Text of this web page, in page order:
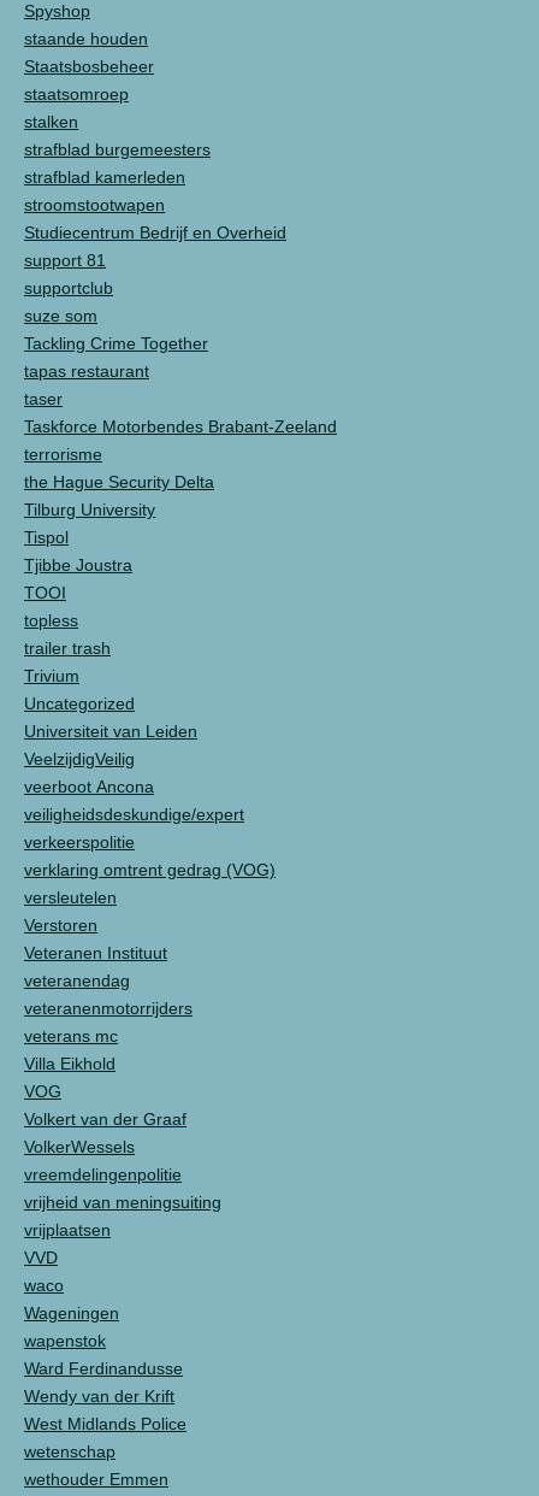
Spyshop
staande houden
Staatsbosbeheer
staatsomroep
stalken
strafblad burgemeesters
strafblad kamerleden
stroomstootwapen
Studiecentrum Bedrijf en Overheid
support 81
supportclub
suze som
Tackling Crime Together
tapas restaurant
taser
Taskforce Motorbendes Brabant-Zeeland
terrorisme
the Hague Security Delta
Tilburg University
Tispol
Tjibbe Joustra
TOOI
topless
trailer trash
Trivium
Uncategorized
Universiteit van Leiden
VeelzijdigVeilig
veerboot Ancona
veiligheidsdeskundige/expert
verkeerspolitie
verklaring omtrent gedrag (VOG)
versleutelen
Verstoren
Veteranen Instituut
veteranendag
veteranenmotorrijders
veterans mc
Villa Eikhold
VOG
Volkert van der Graaf
VolkerWessels
vreemdelingenpolitie
vrijheid van meningsuiting
vrijplaatsen
VVD
waco
Wageningen
wapenstok
Ward Ferdinandusse
Wendy van der Krift
West Midlands Police
wetenschap
wethouder Emmen